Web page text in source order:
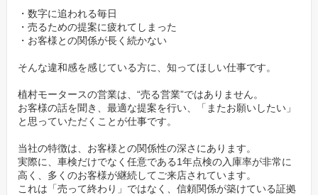
それだけで、仕事の感じ方が全く変わりました。」
——
“長く働ける理由”が、ここにあります。
“売る営業”ではなく“選ばれる営業”
応が中心。
信頼関係があるからこそ、無理な営業をしなくても選ばれ続けて
います。
・数字に追われる毎日
・売るための提案に疲れてしまった
・お客様との関係が長く続かない
そんな違和感を感じている方に、知ってほしい仕事です。
植村モータースの営業は、“売る営業”ではありません。
お客様の話を聞き、最適な提案を行い、「またお願いしたい」
と思っていただくことが仕事です。
当社の特徴は、お客様との関係性の深さにあります。
実際に、車検だけでなく任意である1年点検の入庫率が非常に
高く、多くのお客様が継続してご来店されています。
これは「売って終わり」ではなく、信頼関係が築けている証拠